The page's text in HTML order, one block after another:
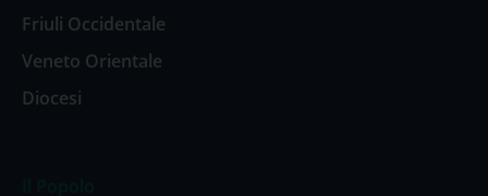
Friuli Occidentale
Veneto Orientale
Diocesi